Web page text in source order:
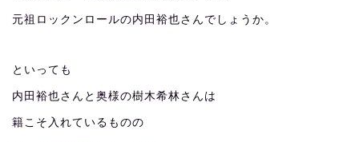
元祖ロックンロールの内田裕也さんでしょうか。
といっても
内田裕也さんと奥様の樹木希林さんは
籍こそ入れているものの